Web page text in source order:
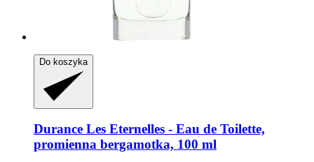
Do koszyka
Durance Les Eternelles -​ Eau de Toilette,
promienna bergamotka, 100 ml